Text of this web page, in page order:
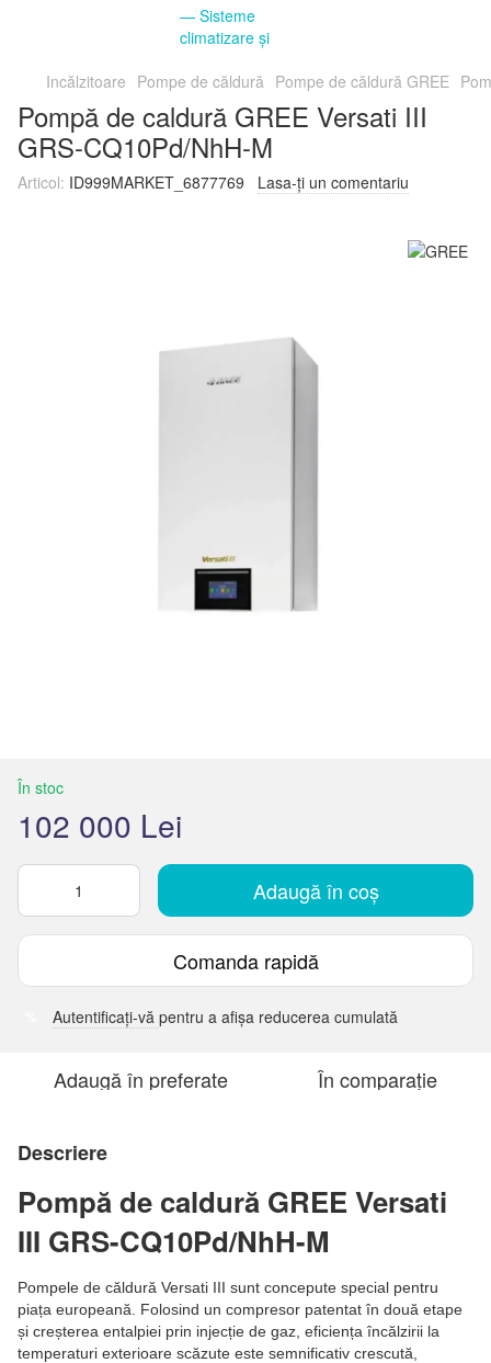
Incălzitoare Pompe de căldură Pompe de căldură GREE
Pompă de caldură GREE Versati III
GRS-CQ10Pd/NhH-M
Articol: ID999MARKET_6877769 Lasa-ți un comentariu
În stoc
102 000 Lei
Adaugă în coș
Comanda rapidă
Autentificați-vă pentru a afișa reducerea cumulată
Adaugă în preferate În comparație
Descriere
Pompă de caldură GREE Versati
III GRS-CQ10Pd/NhH-M
Pompele de căldură Versati III sunt concepute special pentru
piața europeană. Folosind un compresor patentat în două etape
și creșterea entalpiei prin injecție de gaz, eficiența încălzirii la
temperaturi exterioare scăzute este semnificativ crescută,